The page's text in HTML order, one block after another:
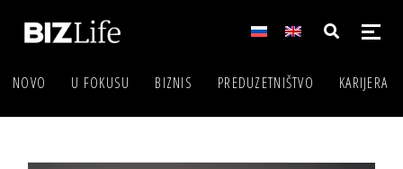
NOVO U FOKUSU BIZNIS PREDUZETNIŠTVO KARIJERA